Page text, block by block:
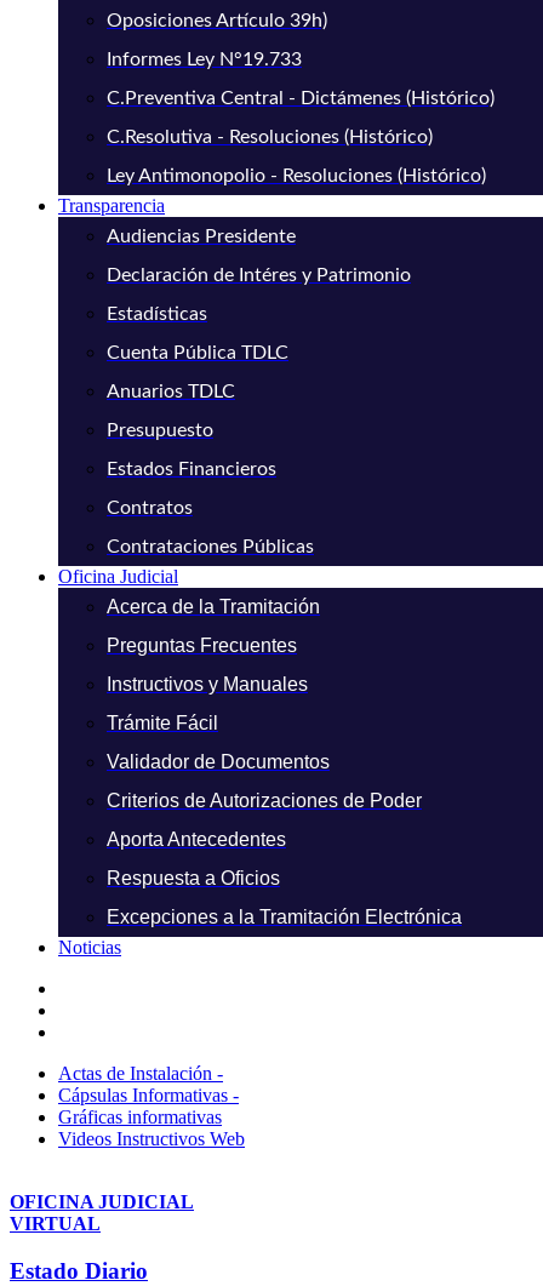
Oposiciones Artículo 39h)
Informes Ley N°19.733
C.Preventiva Central - Dictámenes (Histórico)
C.Resolutiva - Resoluciones (Histórico)
Ley Antimonopolio - Resoluciones (Histórico)
Transparencia
Audiencias Presidente
Declaración de Intéres y Patrimonio
Estadísticas
Cuenta Pública TDLC
Anuarios TDLC
Presupuesto
Estados Financieros
Contratos
Contrataciones Públicas
Oficina Judicial
Acerca de la Tramitación
Preguntas Frecuentes
Instructivos y Manuales
Trámite Fácil
Validador de Documentos
Criterios de Autorizaciones de Poder
Aporta Antecedentes
Respuesta a Oficios
Excepciones a la Tramitación Electrónica
Noticias
Actas de Instalación -
Cápsulas Informativas -
Gráficas informativas
Videos Instructivos Web
OFICINA JUDICIAL
VIRTUAL
Estado Diario